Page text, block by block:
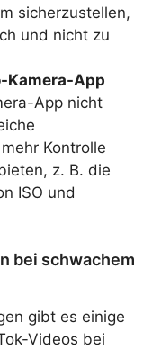
sicherzustellen,
und nicht zu
Kamera-App
App nicht
Kontrolle
z. B. die
ISO und
bei schwachem
gibt es einige
Videos bei